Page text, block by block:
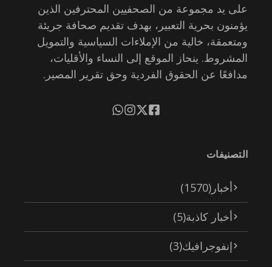
على يد مجموعة من الصحفيين المحترفين الذين
يؤمنون بحرية التعبير، بهدف تقديم صحافة جريئة
ومتعمقة، خالية من الإملاءات السياسية والتمويل
المشروط. ينحاز الموقع إلى النساء والأقليات،
مدافعًا عن الحقوق الفردية وحق تقرير المصير.
التصنيفات
أخبار (1570)
أخبار كاذبة(5)
إنفوجرافيك(3)